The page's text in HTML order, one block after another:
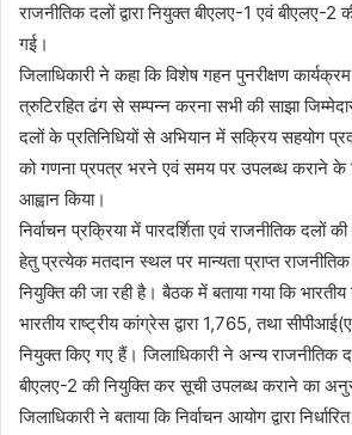
राजनीतिक दलों द्वारा नियुक्त बीएलए-1 एवं बीएलए-2
गई।
जिलाधिकारी ने कहा कि विशेष गहन पुनरीक्षण कार्यक्रम
त्रुटिरहित ढंग से सम्पन्न करना सभी की साझा
दलों के प्रतिनिधियों से अभियान में सक्रिय सहयोग
को गणना प्रपत्र भरने एवं समय पर उपलब्ध कराने
आह्वान किया।
निर्वाचन प्रक्रिया में पारदर्शिता एवं राजनीतिक दलों
हेतु प्रत्येक मतदान स्थल पर मान्यता प्राप्त राजनीतिक
नियुक्ति की जा रही है। बैठक में बताया गया कि भारतीय
भारतीय राष्ट्रीय कांग्रेस द्वारा 1,765, तथा
नियुक्त किए गए हैं। जिलाधिकारी ने अन्य राजनीतिक
बीएलए-2 की नियुक्ति कर सूची उपलब्ध कराने का
जिलाधिकारी ने बताया कि निर्वाचन आयोग द्वारा